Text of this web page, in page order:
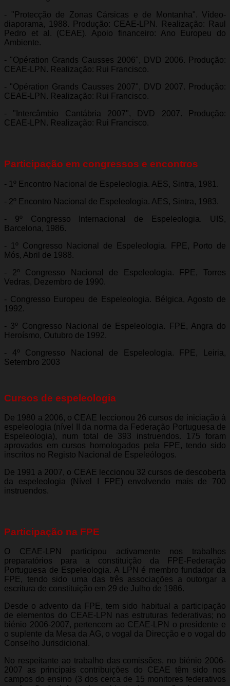
- "Protecção de Zonas Cársicas e de Montanha". Vídeo-
diaporama, 1988. Produção: CEAE-LPN. Realização: Raul
Pedro et al. (CEAE). Apoio financeiro: Ano Europeu do
Ambiente.
- "Opération Grands Causses 2006", DVD 2006. Produção:
CEAE-LPN. Realização: Rui Francisco.
- "Opération Grands Causses 2007", DVD 2007. Produção:
CEAE-LPN. Realização: Rui Francisco.
- "Intercâmbio Cantábria 2007", DVD 2007. Produção:
CEAE-LPN. Realização: Rui Francisco.
Participação em congressos e encontros
- 1º Encontro Nacional de Espeleologia. AES, Sintra, 1981.
- 2º Encontro Nacional de Espeleologia. AES, Sintra, 1983.
- 9º Congresso Internacional de Espeleologia. UIS,
Barcelona, 1986.
- 1º Congresso Nacional de Espeleologia. FPE, Porto de
Mós, Abril de 1988.
- 2º Congresso Nacional de Espeleologia. FPE, Torres
Vedras, Dezembro de 1990.
- Congresso Europeu de Espeleologia. Bélgica, Agosto de
1992.
- 3º Congresso Nacional de Espeleologia. FPE, Angra do
Heroísmo, Outubro de 1992.
- 4º Congresso Nacional de Espeleologia. FPE, Leiria,
Setembro 2003
Cursos de espeleologia
De 1980 a 2006, o CEAE leccionou 26 cursos de iniciação à
espeleologia (nível II da norma da Federação Portuguesa de
Espeleologia), num total de 393 instruendos. 175 foram
aprovados em cursos homologados pela FPE, tendo sido
inscritos no Registo Nacional de Espeleólogos.
De 1991 a 2007, o CEAE leccionou 32 cursos de descoberta
da espeleologia (Nível I FPE) envolvendo mais de 700
instruendos.
Participação na FPE
O CEAE-LPN participou activamente nos trabalhos
preparatórios para a constituição da FPE-Federação
Portuguesa de Espeleologia. A LPN é membro fundador da
FPE, tendo sido uma das três associações a outorgar a
escritura de constituição em 29 de Julho de 1986.
Desde o advento da FPE, tem sido habitual a participação
de elementos do CEAE-LPN nas estruturas federativas; no
biénio 2006-2007, pertencem ao CEAE-LPN o presidente e
o suplente da Mesa da AG, o vogal da Direcção e o vogal do
Conselho Jurisdicional.
No respeitante ao trabalho das comissões, no biénio 2006-
2007 as principais contribuições do CEAE têm sido nos
campos do ensino (3 dos cerca de 15 monitores federativos